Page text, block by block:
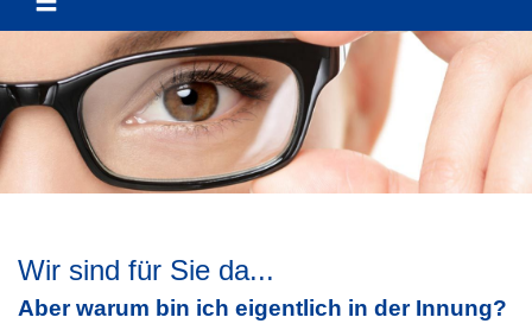
Wir sind für Sie da...
Aber warum bin ich eigentlich in der Innung?